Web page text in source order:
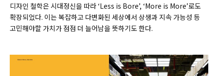
디자인 철학은 시대정신을 따라 ‘Less is Bore’, ‘More is More’로도
확장되었다. 이는 복잡하고 다변화된 세상에서 상생과 지속 가능성 등
고민해야할 가치가 점점 더 늘어남을 뜻하기도 한다.